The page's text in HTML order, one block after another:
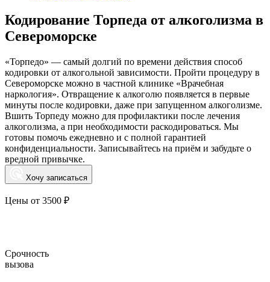
Кодирование Торпеда от алкоголизма в
Североморске
«Торпедо» — самый долгий по времени действия способ
кодировки от алкогольной зависимости. Пройти процедуру в
Североморске можно в частной клинике «Врачебная
наркология». Отвращение к алкоголю появляется в первые
минуты после кодировки, даже при запущенном алкоголизме.
Вшить Торпеду можно для профилактики после лечения
алкоголизма, а при необходимости раскодироваться. Мы
готовы помочь ежедневно и с полной гарантией
конфиденциальности. Записывайтесь на приём и забудьте о
вредной привычке.
Хочу записаться
Цены от 3500 ₽
Срочность
вызова